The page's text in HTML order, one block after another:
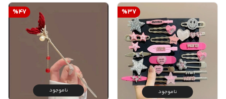
%37
ناموجود
%47
ناموجود